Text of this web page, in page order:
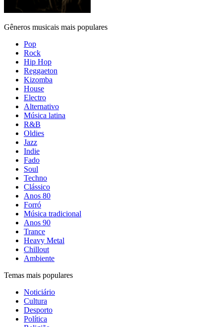
Gêneros musicais mais populares
Pop
Rock
Hip Hop
Reggaeton
Kizomba
House
Electro
Alternativo
Música latina
R&B
Oldies
Jazz
Indie
Fado
Soul
Techno
Clássico
Anos 80
Forró
Música tradicional
Anos 90
Trance
Heavy Metal
Chillout
Ambiente
Temas mais populares
Noticiário
Cultura
Desporto
Política